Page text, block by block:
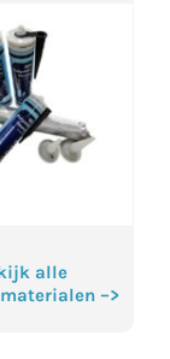
alle
–>